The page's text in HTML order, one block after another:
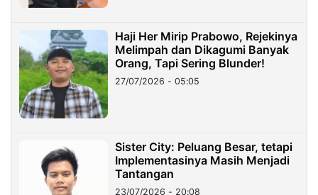
Haji Her Mirip Prabowo, Rejekinya
Melimpah dan Dikagumi Banyak
Orang, Tapi Sering Blunder!
27/07/2026 - 05:05
Sister City: Peluang Besar, tetapi
Implementasinya Masih Menjadi
Tantangan
23/07/2026 - 20:08